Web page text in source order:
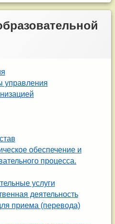
управления
обеспечение и
процесса.
услуги
деятельность
приема (перевода)